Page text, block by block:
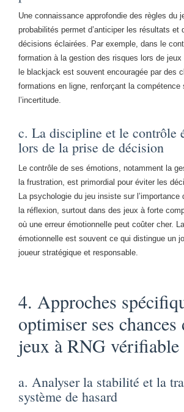
Une connaissance approfondie des règles du
probabilités permet d’anticiper les résultats et
décisions éclairées. Par exemple, dans le
formation à la gestion des risques lors de
le blackjack est souvent encouragée par des
formations en ligne, renforçant la compétence
l’incertitude.
c. La discipline et le contrôle
lors de la prise de décision
Le contrôle de ses émotions, notamment la
la frustration, est primordial pour éviter les
La psychologie du jeu insiste sur l’importance
la réflexion, surtout dans des jeux à forte
où une erreur émotionnelle peut coûter cher.
émotionnelle est souvent ce qui distingue un
joueur stratégique et responsable.
4. Approches
optimiser ses chances
jeux à RNG vérifiable
a. Analyser la stabilité et la
système de hasard